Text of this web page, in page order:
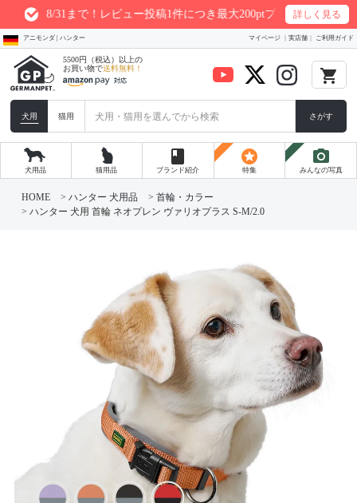
レビュー投稿1件につき最大200ptプレゼント 詳しく見る
アニモンダ | ハンター マイページ 実店舗 ご利用ガイド
5500円（税込）以上の
お買い物で送料無料！ local_grocery_store
犬用 猫用 さがす
犬用品 猫用品
book
ブランド紹介
stars
特集
photo_camera
みんなの写真
HOME ハンター 犬用品
首輪・カラー
ハンター 犬用 首輪 ネオプレン ヴァリオプラス S-M/2.0